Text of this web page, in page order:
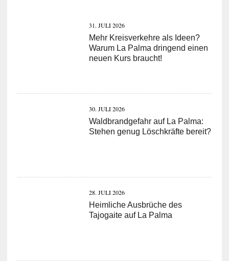
31. JULI 2026
Mehr Kreisverkehre als Ideen?
Warum La Palma dringend einen
neuen Kurs braucht!
30. JULI 2026
Waldbrandgefahr auf La Palma:
Stehen genug Löschkräfte bereit?
28. JULI 2026
Heimliche Ausbrüche des
Tajogaite auf La Palma